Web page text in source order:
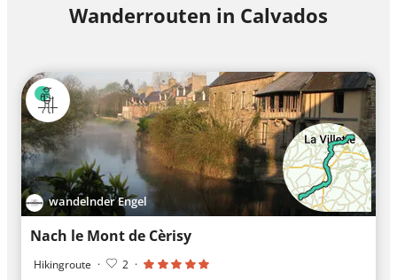
Wanderrouten in Calvados
wandelnder Engel
Nach le Mont de Cèrisy
Hikingroute · 2 ·